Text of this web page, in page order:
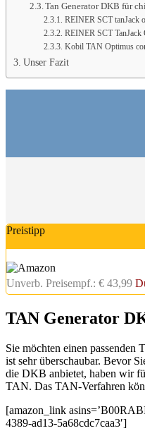
Tan Generator DKB für
REINER SCT tanJack
REINER SCT TanJack
Kobil TAN Optimus
Unser Fazit
Preistipp
Unverb. Preisempf.: € 43,99
TAN Generator
Sie möchten einen
ist sehr überschaubar. Bevor
die DKB anbietet, haben wir
TAN. Das TAN-Verfahren
[amazon_link
4389-ad13-5a68cdc7caa3′]